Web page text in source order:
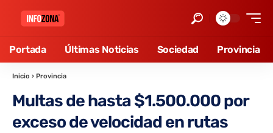
Portada Últimas Noticias Sociedad Provincia
Inicio › Provincia
Multas de hasta $1.500.000 por
exceso de velocidad en rutas